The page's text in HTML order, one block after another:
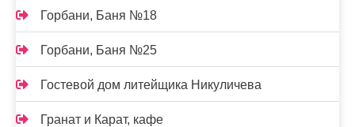
Горбани, Баня №18
Горбани, Баня №25
Гостевой дом литейщика Никуличева
Гранат и Карат, кафе